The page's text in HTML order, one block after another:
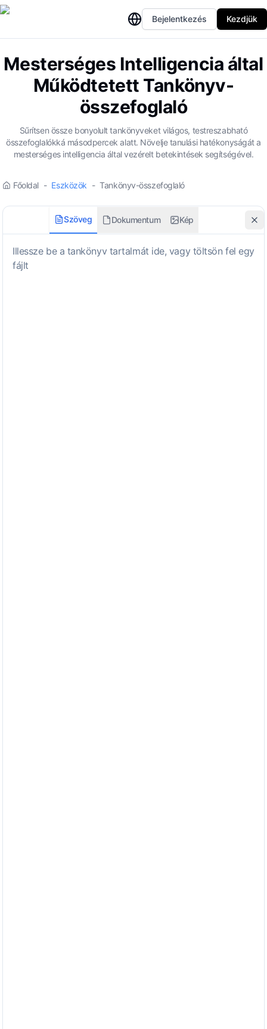
Bejelentkezés Kezdjük
Mesterséges Intelligencia által
Működtetett Tankönyv-
összefoglaló
Sűrítsen össze bonyolult tankönyveket világos, testreszabható
összefoglalókká másodpercek alatt. Növelje tanulási hatékonyságát a
mesterséges intelligencia által vezérelt betekintések segítségével.
Főoldal - Eszközök - Tankönyv-összefoglaló
Szöveg Dokumentum Kép